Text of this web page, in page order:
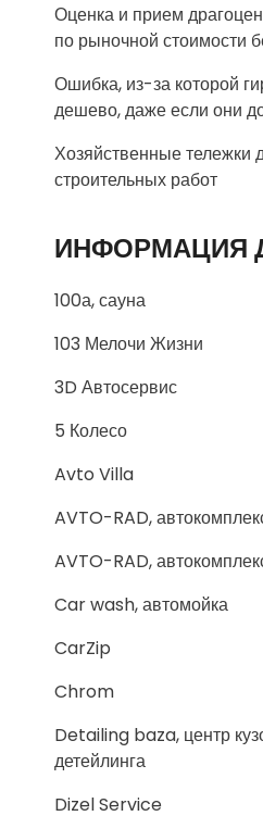
Оценка и прием
по рыночной стоимости
Ошибка, из-за которой
дешево, даже если они
Хозяйственные тележки
строительных работ
ИНФОРМАЦИЯ
100а, сауна
103 Мелочи Жизни
3D Автосервис
5 Колесо
Avto Villa
AVTO-RAD,
AVTO-RAD,
Car wash, автомойка
CarZip
Chrom
Detailing baza, центр
детейлинга
Dizel Service